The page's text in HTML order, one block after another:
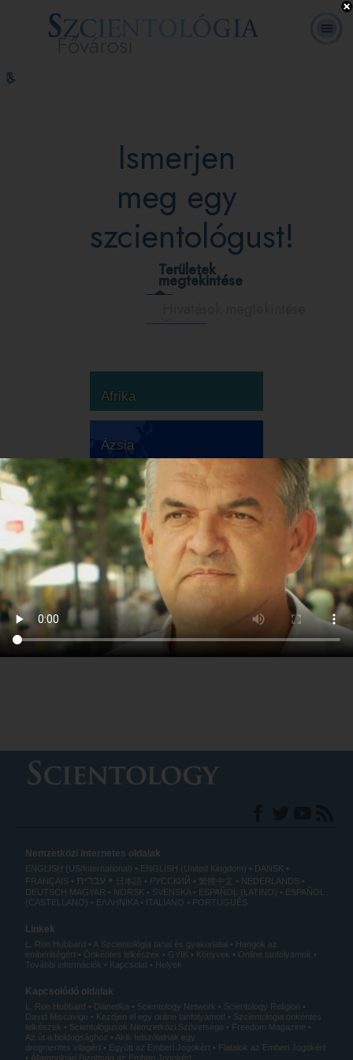
Fővárosi
Hubbard
Ismerjen
meg egy
szcientológust!
Területek
megtekintése
Afrika
Ázsia
Ausztrália
Európa
Dél-Amerika
Észak-Amerika
Nemzetközi internetes oldalak
ENGLISH (US/International) ENGLISH (United Kingdom)
DANSK
FRANÇAIS
עברית 日本語 РУССКИЙ 繁體中文
NEDERLANDS
DEUTSCH MAGYAR NORSK SVENSKA ESPAÑOL (LATINO)
ESPAÑOL
(CASTELLANO)
ΕΛΛΗΝΙΚA ITALIANO PORTUGUÊS
Linkek
L. Ron Hubbard A Szcientológia tanai és gyakorlatai
Hangok az
emberiségért
Önkéntes lelkészek GYIK Könyvek
Online tanfolyamok
További információk
Kapcsolat Helyek
Kapcsolódó oldalak
L. Ron Hubbard Dianetika Scientology Network
Scientology Religion
David Miscavige
Kezdjen el egy online tanfolyamot!
Szcientológia önkéntes
lelkészek
Scientológusok Nemzetközi Szövetsége
Freedom Magazine
Az út a boldogsághoz
Akik felszólalnak egy
drogmentes világért
Együtt az Emberi Jogokért
Fiatalok az Emberi Jogokért
Állampolgári Bizottság az Emberi Jogokért